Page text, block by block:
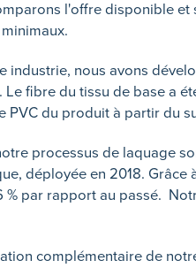
l'offre disponible
industrie, nous avons
Le fibre du tissu de base a
PVC du produit à partir du
processus de laquage
déployée en 2018.
% par rapport au passé.
complémentaire de